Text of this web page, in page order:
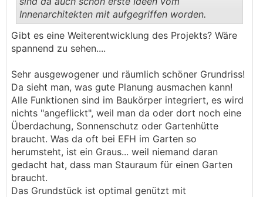
..
Innenarchitekten mit aufgegriffen worden.
Gibt es eine Weiterentwicklung des Projekts? Wäre
spannend zu sehen....
Sehr ausgewogener und räumlich schöner Grundriss!
Da sieht man, was gute Planung ausmachen kann!
Alle Funktionen sind im Baukörper integriert, es wird
nichts "angeflickt", weil man da oder dort noch eine
Überdachung, Sonnenschutz oder Gartenhütte
braucht. Was da oft bei EFH im Garten so
herumsteht, ist ein Graus... weil niemand daran
gedacht hat, dass man Stauraum für einen Garten
braucht.
Das Grundstück ist optimal genützt mit